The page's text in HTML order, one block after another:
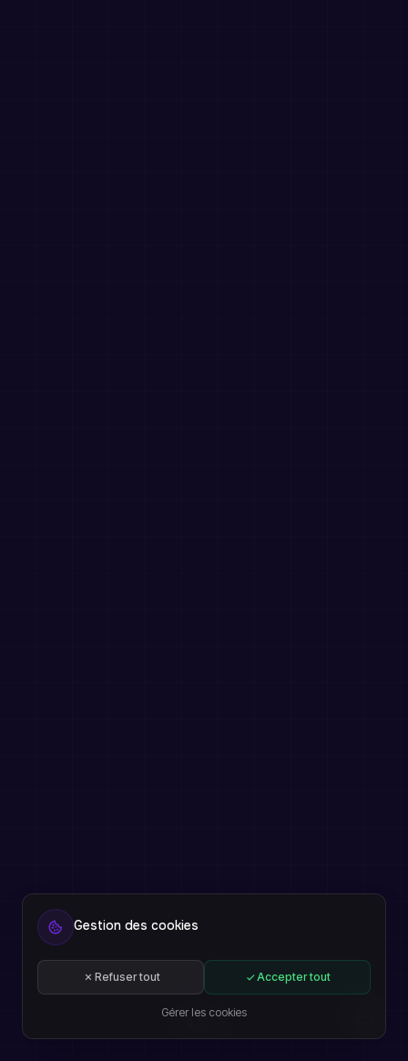
FR
Gestion des cookies
Refuser tout Accepter tout
Gérer les cookies